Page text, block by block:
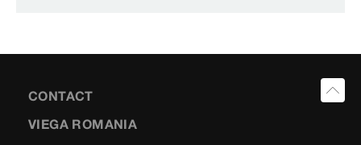
CONTACT
VIEGA ROMANIA